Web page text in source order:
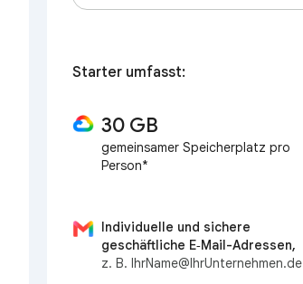
Starter umfasst:
30 GB
gemeinsamer Speicherplatz pro
Person*
Individuelle und sichere
geschäftliche E‑Mail-Adressen,
z. B. IhrName@IhrUnternehmen.de